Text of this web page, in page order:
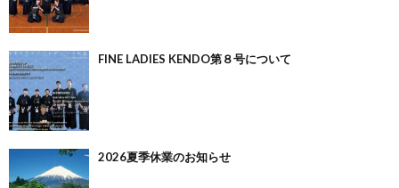
FINE LADIES KENDO第８号について
2026夏季休業のお知らせ